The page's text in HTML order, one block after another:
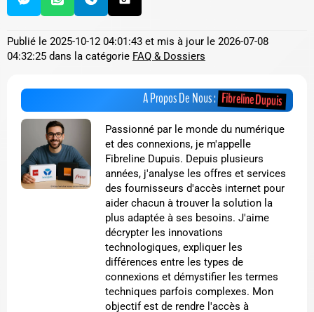
Publié le 2025-10-12 04:01:43 et mis à jour le 2026-07-08
04:32:25 dans la catégorie FAQ & Dossiers
A Propos De Nous :Fibreline Dupuis
Passionné par le monde du numérique
et des connexions, je m'appelle
Fibreline Dupuis. Depuis plusieurs
années, j'analyse les offres et services
des fournisseurs d'accès internet pour
aider chacun à trouver la solution la
plus adaptée à ses besoins. J'aime
décrypter les innovations
technologiques, expliquer les
différences entre les types de
connexions et démystifier les termes
techniques parfois complexes. Mon
objectif est de rendre l'accès à